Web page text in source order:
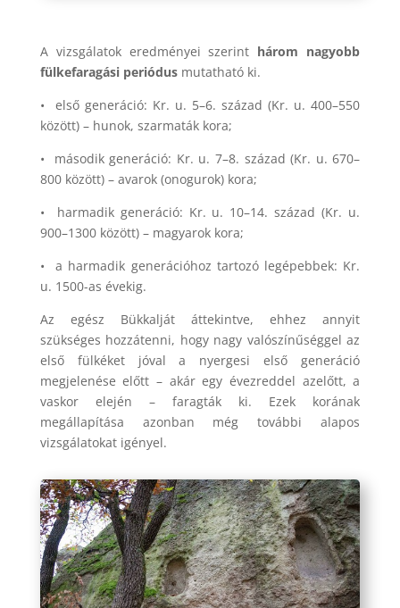
A vizsgálatok eredményei szerint három nagyobb
fülkefaragási periódusmutatható ki.
• első generáció: Kr. u. 5–6. század (Kr. u. 400–550
között) – hunok, szarmaták kora;
• második generáció: Kr. u. 7–8. század (Kr. u. 670–
800 között) – avarok (onogurok) kora;
• harmadik generáció: Kr. u. 10–14. század (Kr. u.
900–1300 között) – magyarok kora;
• a harmadik generációhoz tartozó legépebbek: Kr.
u. 1500-as évekig.
Az egész Bükkalját áttekintve, ehhez annyit
szükséges hozzátenni, hogy nagy valószínűséggel az
első fülkéket jóval a nyergesi első generáció
megjelenése előtt – akár egy évezreddel azelőtt, a
vaskor elején – faragták ki. Ezek korának
megállapítása azonban még további alapos
vizsgálatokat igényel.